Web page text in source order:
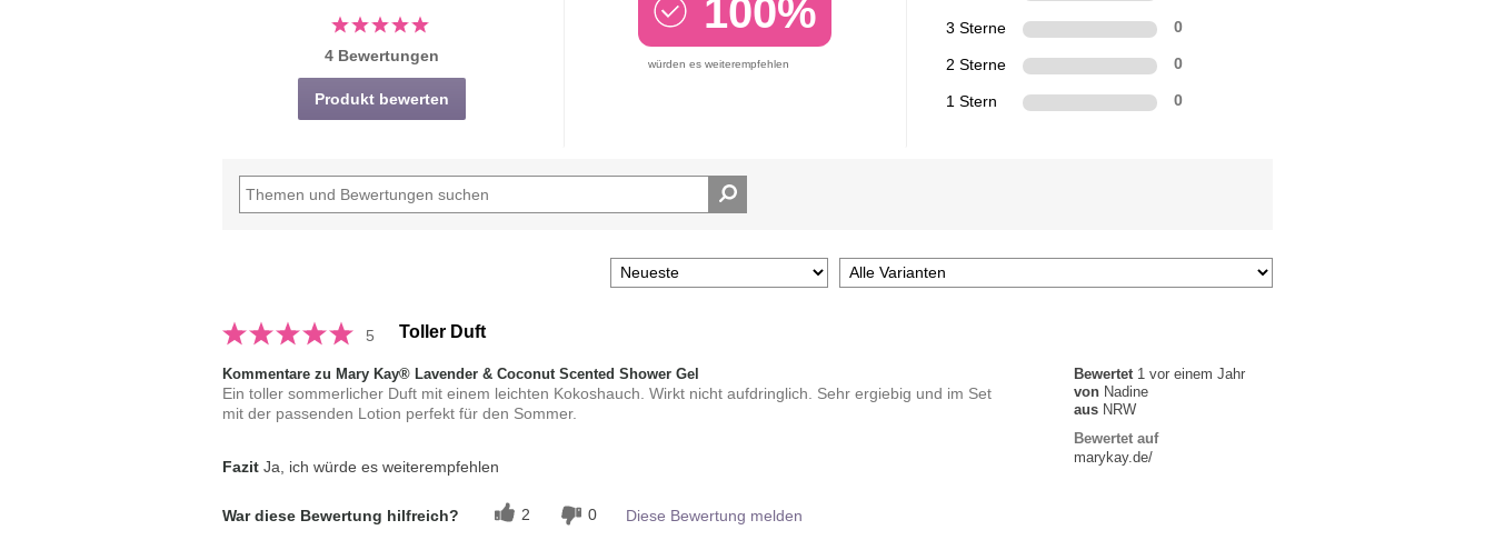
4 Bewertungen
Produkt bewerten
100%
würden es weiterempfehlen
3 Sterne 0
2 Sterne 0
1 Stern 0
5 Toller Duft
Bewertet 1 vor einem Jahr
von Nadine
aus NRW
Bewertet auf
marykay.de/
Kommentare zu Mary Kay® Lavender & Coconut Scented Shower Gel
Ein toller sommerlicher Duft mit einem leichten Kokoshauch. Wirkt nicht aufdringlich. Sehr ergiebig und im Set
mit der passenden Lotion perfekt für den Sommer.
FazitJa, ich würde es weiterempfehlen
War diese Bewertung hilfreich? 2 0 Diese Bewertung melden